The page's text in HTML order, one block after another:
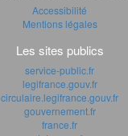
Accessibilité
Mentions légales
Les sites publics
service-public.fr
legifrance.gouv.fr
circulaire.legifrance.gouv.fr
gouvernement.fr
france.fr